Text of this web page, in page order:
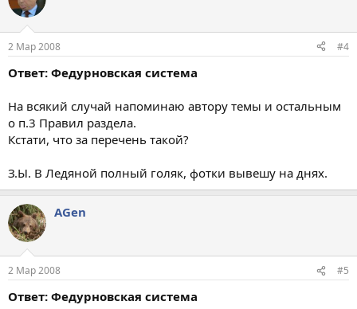
2 Мар 2008 #4
Ответ: Федурновская система
На всякий случай напоминаю автору темы и остальным
о п.3 Правил раздела.
Кстати, что за перечень такой?
З.Ы. В Ледяной полный голяк, фотки вывешу на днях.
AGen
2 Мар 2008 #5
Ответ: Федурновская система